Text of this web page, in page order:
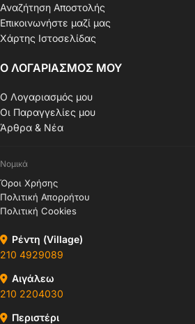
Αναζήτηση Αποστολής
Επικοινωνήστε μαζί μας
Χάρτης Ιστοσελίδας
Ο ΛΟΓΑΡΙΑΣΜΟΣ ΜΟΥ
Ο Λογαριασμός μου
Οι Παραγγελίες μου
Άρθρα & Νέα
Νομικά
Όροι Χρήσης
Πολιτική Απορρήτου
Πολιτική Cookies
Ρέντη (Village)
210 4929089
Αιγάλεω
210 2204030
Περιστέρι